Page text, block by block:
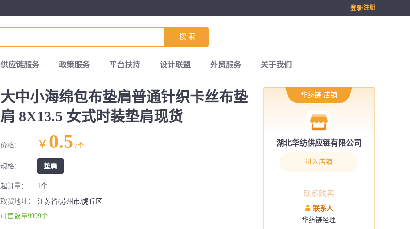
登录/注册
搜 索
供应链服务 政策服务 平台扶持 设计联盟 外贸服务 关于我们
大中小海绵包布垫肩普通针织卡丝布垫
肩 8X13.5 女式时装垫肩现货
价格： ￥ 0.5 /个
规格： 垫肩
起订量： 1个
取货地址：
江苏省/苏州市/虎丘区
可售数量9999个
华纺链·店铺
湖北华纺供应链有限公司
进入店铺
- 联系购买 -
联系人
华纺链经理